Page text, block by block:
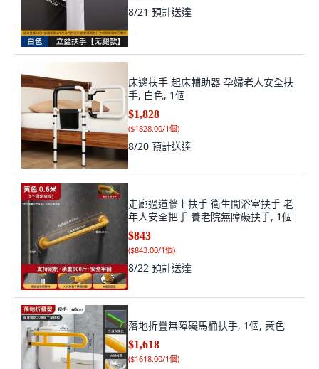
8/21 預計送達
床邊扶手 起床輔助器 孕婦老人安全扶
手, 白色, 1個
$1,828
($1828.00/1個)
8/20 預計送達
走廊過道牆上扶手 衛生間浴室扶手 老
年人安全把手 養老院無障礙扶手, 1個
$843
($843.00/1個)
8/22 預計送達
落地折疊無障礙馬桶扶手, 1個, 黃色
$1,618
($1618.00/1個)